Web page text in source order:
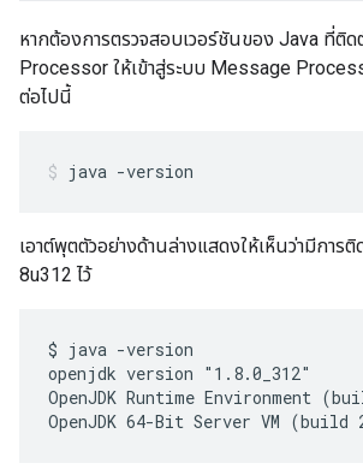
หากต้องการตรวจสอบเวอร์ชันของ Java ที่ติ
Processor ให้เข้าสู่ระบบ Message
ต่อไปนี้
java -version
เอาต์พุตตัวอย่างด้านล่างแสดงให้เห็นว่ามีการ
8u312 ไว้
$ java -version
openjdk version "1.8.0_312"
OpenJDK Runtime Environment
OpenJDK 64-Bit Server VM (build